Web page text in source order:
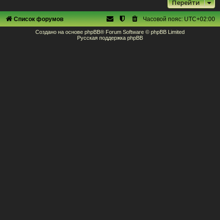
Перейти
Список форумов Часовой пояс:UTC+02:00
Создано на основе phpBB® Forum Software © phpBB Limited
Русская поддержка phpBB